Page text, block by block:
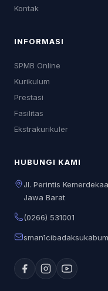
Kontak
INFORMASI
SPMB Online
Kurikulum
Prestasi
Fasilitas
Ekstrakurikuler
HUBUNGI KAMI
Jl. Perintis
Jawa Barat
(0266) 531001